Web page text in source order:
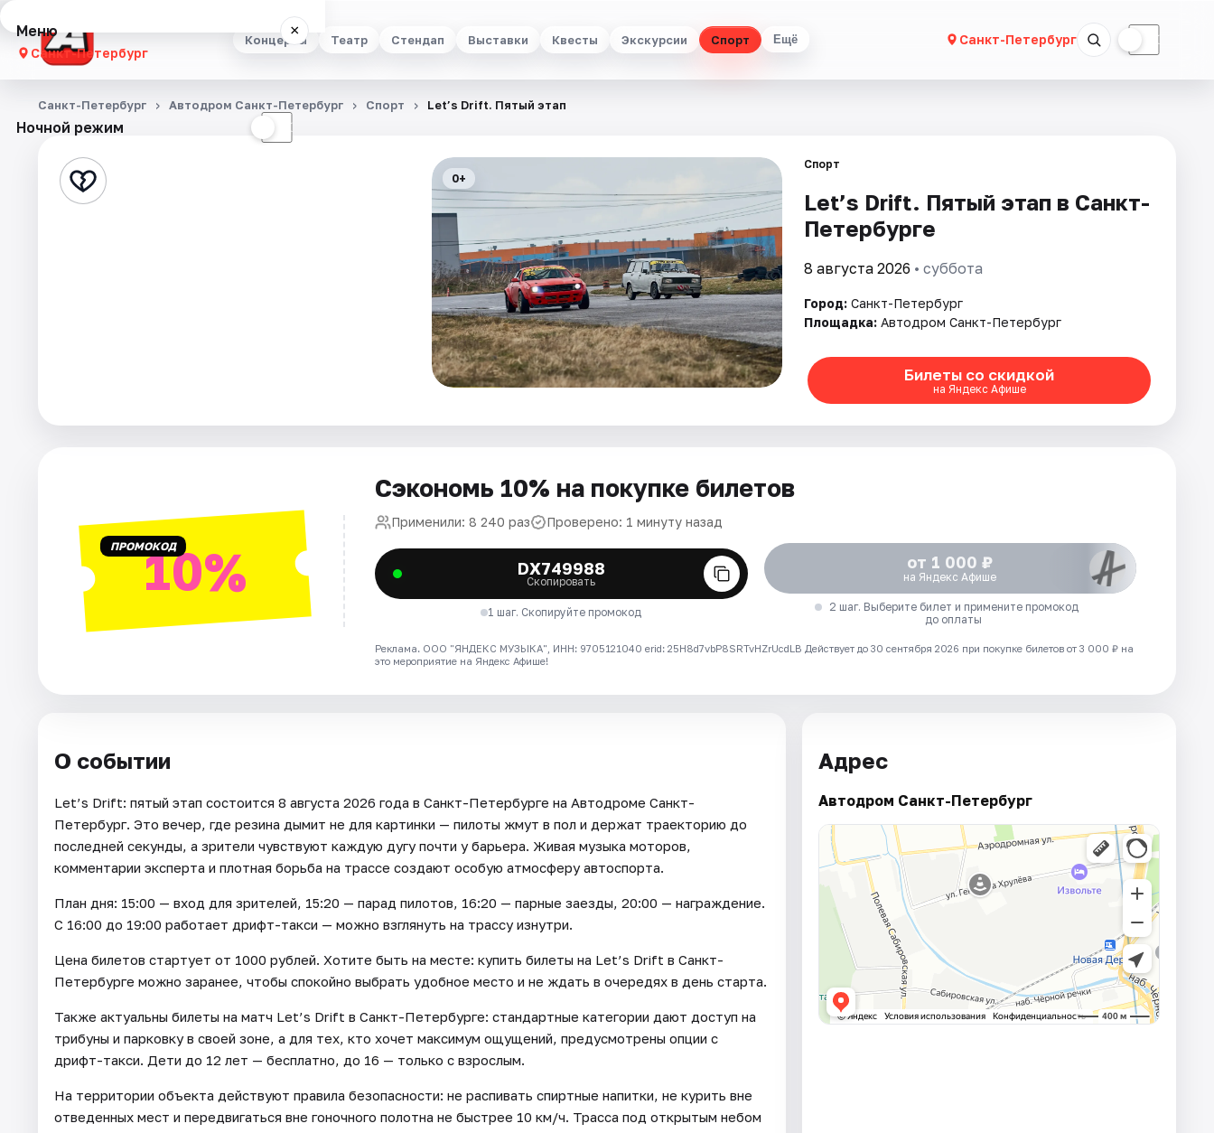
Концерты Театр Стендап Выставки Квесты Экскурсии Спорт Ещё Санкт-Петербург ☾
Меню ×
Санкт-Петербург
Концерты
Стендап
Артисты
Ночной режим ☾
Санкт-Петербург Автодром Санкт-Петербург Спорт Let’s Drift. Пятый этап
0+
Спорт
Let’s Drift. Пятый этап в Санкт-
Петербурге
8 августа 2026 • суббота
Город: Санкт-Петербург
Площадка: Автодром Санкт-Петербург
Билеты со скидкой
на Яндекс Афише
ПРОМОКОД10%
Сэкономь 10% на покупке билетов
Применили: 8 240 раз Проверено: 1 минуту назад
DX749988
Скопировать
1 шаг. Скопируйте промокод
от 1 000 ₽
на Яндекс Афише
2 шаг. Выберите билет и примените промокод
до оплаты
Реклама. ООО "ЯНДЕКС МУЗЫКА", ИНН: 9705121040 erid: 25H8d7vbP8SRTvHZrUcdLB Действует до 30 сентября 2026 при покупке билетов от 3 000 ₽ на
это мероприятие на Яндекс Афише!
О событии
Let’s Drift: пятый этап состоится 8 августа 2026 года в Санкт-Петербурге на Автодроме Санкт-
Петербург. Это вечер, где резина дымит не для картинки — пилоты жмут в пол и держат траекторию до
последней секунды, а зрители чувствуют каждую дугу почти у барьера. Живая музыка моторов,
комментарии эксперта и плотная борьба на трассе создают особую атмосферу автоспорта.
План дня: 15:00 — вход для зрителей, 15:20 — парад пилотов, 16:20 — парные заезды, 20:00 — награждение.
С 16:00 до 19:00 работает дрифт-такси — можно взглянуть на трассу изнутри.
Цена билетов стартует от 1000 рублей. Хотите быть на месте: купить билеты на Let’s Drift в Санкт-
Петербурге можно заранее, чтобы спокойно выбрать удобное место и не ждать в очередях в день старта.
Также актуальны билеты на матч Let’s Drift в Санкт-Петербурге: стандартные категории дают доступ на
трибуны и парковку в своей зоне, а для тех, кто хочет максимум ощущений, предусмотрены опции с
дрифт-такси. Дети до 12 лет — бесплатно, до 16 — только с взрослым.
На территории объекта действуют правила безопасности: не распивать спиртные напитки, не курить вне
отведенных мест и передвигаться вне гоночного полотна не быстрее 10 км/ч. Трасса под открытым небом
Адрес
Автодром Санкт-Петербург